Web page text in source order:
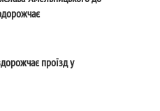
проїзд у